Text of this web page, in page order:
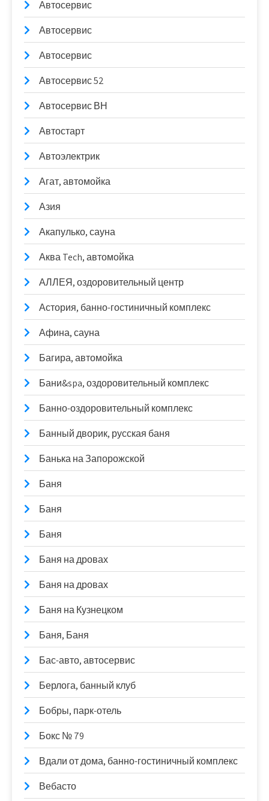
Автосервис
Автосервис
Автосервис
Автосервис 52
Автосервис ВН
Автостарт
Автоэлектрик
Агат, автомойка
Азия
Акапулько, сауна
Аква Tech, автомойка
АЛЛЕЯ, оздоровительный центр
Астория, банно-гостиничный комплекс
Афина, сауна
Багира, автомойка
Бани&spa, оздоровительный комплекс
Банно-оздоровительный комплекс
Банный дворик, русская баня
Банька на Запорожской
Баня
Баня
Баня
Баня на дровах
Баня на дровах
Баня на Кузнецком
Баня, Баня
Бас-авто, автосервис
Берлога, банный клуб
Бобры, парк-отель
Бокс № 79
Вдали от дома, банно-гостиничный комплекс
Вебасто